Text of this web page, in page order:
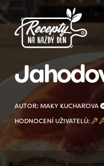
AUTOR: MAKY KUCHAROVA
HODNOCENÍ UŽIVATELŮ: